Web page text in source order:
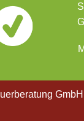
GmbH